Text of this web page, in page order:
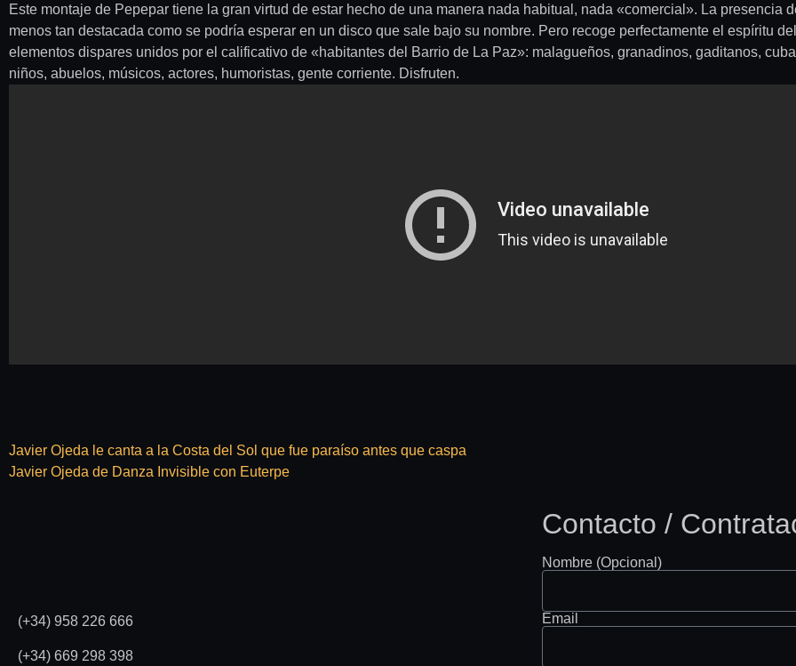
Este montaje de Pepepar tiene la gran virtud de estar hecho de una manera nada habitual, nada «comercial». La presencia
menos tan destacada como se podría esperar en un disco que sale bajo su nombre. Pero recoge perfectamente el espíritu
elementos dispares unidos por el calificativo de «habitantes del Barrio de La Paz»: malagueños, granadinos, gaditanos,
niños, abuelos, músicos, actores, humoristas, gente corriente. Disfruten.
Javier Ojeda le canta a la Costa del Sol que fue paraíso antes que caspa
Javier Ojeda de Danza Invisible con Euterpe
(+34) 958 226 666
(+34) 669 298 398
Contacto /
Nombre (Opcional)
Email